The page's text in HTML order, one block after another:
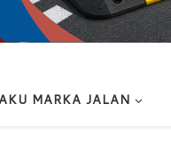
MARKA JALAN